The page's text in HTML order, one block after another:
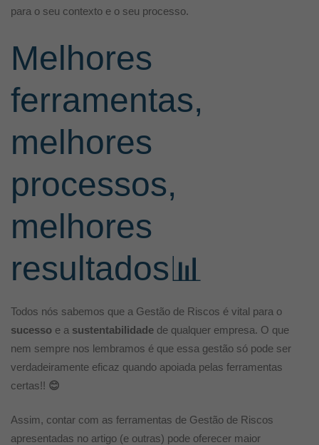
para o seu contexto e o seu processo.
Melhores
ferramentas,
melhores
processos,
melhores
resultados📊
Todos nós sabemos que a Gestão de Riscos é vital para o
sucesso e a sustentabilidade de qualquer empresa. O que
nem sempre nos lembramos é que essa gestão só pode ser
verdadeiramente eficaz quando apoiada pelas ferramentas
certas!! 😊
Assim, contar com as ferramentas de Gestão de Riscos
apresentadas no artigo (e outras) pode oferecer maior